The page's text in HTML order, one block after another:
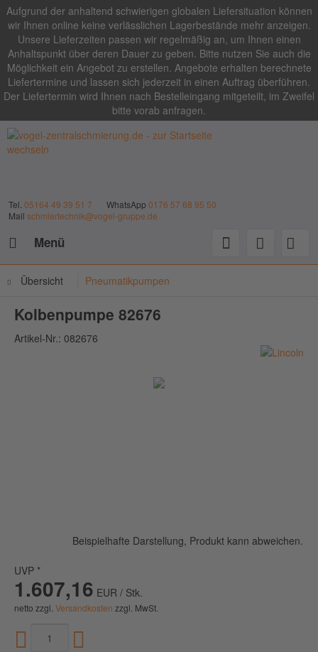
Aufgrund der anhaltend schwierigen globalen Liefersituation können
wir Ihnen online keine verlässlichen Lagerbestände mehr anzeigen.
Unsere Lieferzeiten passen wir regelmäßig an, um Ihnen einen
Anhaltspunkt über deren Dauer zu geben. Bitte nutzen Sie auch die
Möglichkeit ein Angebot zu erstellen. Angebote erhalten berechnete
Liefertermine und lassen sich jederzeit in einen Auftrag überführen.
Der Liefertermin wird Ihnen nach Bestelleingang mitgeteilt, im Zweifel
bitte vorab anfragen.
Tel. 05164 49 39 51 7 WhatsApp 0176 57 68 95 50
Mail schmiertechnik@vogel-gruppe.de
Menü
Übersicht Pneumatikpumpen
Kolbenpumpe 82676
Artikel-Nr.: 082676
Beispielhafte Darstellung, Produkt kann abweichen.
UVP *
1.607,16 EUR / Stk.
netto zzgl. Versandkosten zzgl. MwSt.